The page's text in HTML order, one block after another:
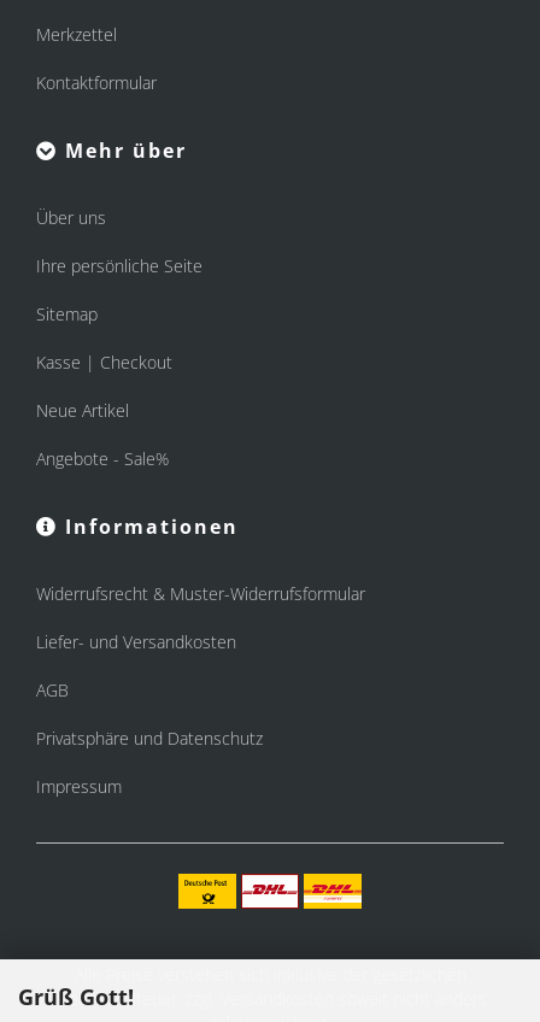
Grüß Gott!
Merkzettel
Kontaktformular
Mehr über
Über uns
Ihre persönliche Seite
Sitemap
Kasse | Checkout
Neue Artikel
Angebote - Sale%
Informationen
Widerrufsrecht & Muster-Widerrufsformular
Liefer- und Versandkosten
AGB
Privatsphäre und Datenschutz
Impressum
Mehrwertsteuer, zzgl.